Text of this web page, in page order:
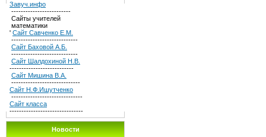
Завуч.инфо
-------------------------
Сайты учителей
математики
' Сайт Савченко Е.М.
----------------------------
Сайт Баховой А.Б.
----------------------------
Сайт Шалдохиной Н.В.
---------------------------
Сайт Мишина В.А.
-----------------------------
Сайт Н.Ф.Ишутченко
------------------------------
Сайт класса
-------------------------------
Новости